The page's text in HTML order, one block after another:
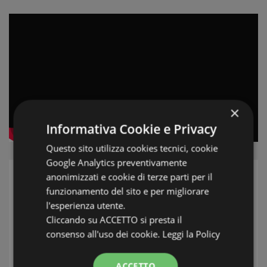
L'AGENTE
×
Informativa Cookie e Privacy
Questo sito utilizza cookies tecnici, cookie
Google Analytics preventivamente
anonimizzati e cookie di terze parti per il
funzionamento del sito e per migliorare
l'esperienza utente.
Cliccando su ACCETTO si presta il
consenso all'uso dei cookie. Leggi la Policy